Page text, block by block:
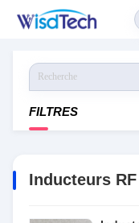
FILTRES
Inducteurs RF